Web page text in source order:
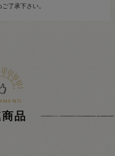
了承下さい。
品